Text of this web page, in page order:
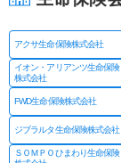
アクサ生命保険株式会社
イオン・アリアンツ生命保険
株式会社
FWD生命保険株式会社
ジブラルタ生命保険株式会社
ＳＯＭＰＯひまわり生命保険